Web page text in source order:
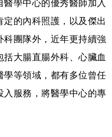
學中心的優秀醫師加入
定的內科照護，以及傑出
團隊外，近年更持續強
大腸直腸外科、心臟血
等領域，都有多位曾任
服務，將醫學中心的專